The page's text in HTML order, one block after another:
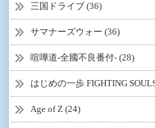
三国ドライブ (36)
サマナーズウォー (36)
喧嘩道-全國不良番付- (28)
はじめの一歩 FIGHTING
Age of Z (24)